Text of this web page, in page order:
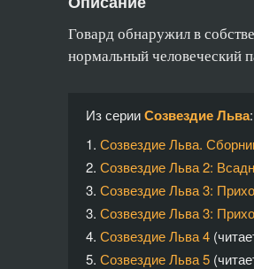
Говард обнаружил в
нормальный человеческий
Из серииСозвездие Льва:
1. Созвездие Льва.
2. Созвездие Льва 2:
3. Созвездие Льва 3:
3. Созвездие Льва 3:
4. Созвездие Льва 4
5. Созвездие Льва 5